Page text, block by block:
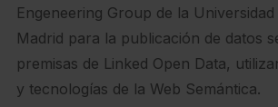
Engeneering Group de la
Madrid para la publicación de datos
premisas de Linked Open Data,
y tecnologías de la Web Semántica.